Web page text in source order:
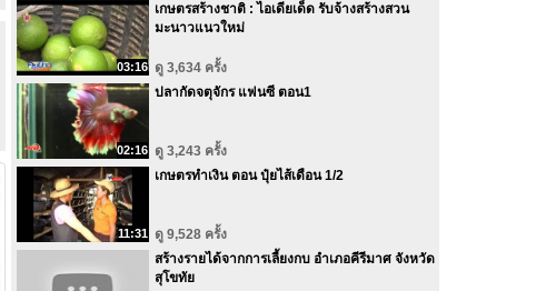
03:16
เกษตรสร้างชาติ : ไอเดียเด็ด รับจ้างสร้างสวน
มะนาวแนวใหม่
ดู 3,634 ครั้ง
02:16
ปลากัดจตุจักร แฟนซี ตอน1
ดู 3,243 ครั้ง
11:31
เกษตรทำเงิน ตอน ปุ๋ยไส้เดือน 1/2
ดู 9,528 ครั้ง
สร้างรายได้จากการเลี้ยงกบ อำเภอคีรีมาศ จังหวัด
สุโขทัย